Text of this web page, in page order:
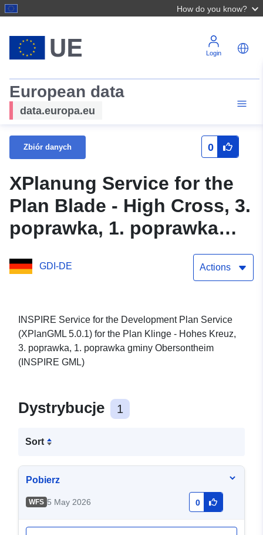
How do you know?
Login
European data
data.europa.eu
Zbiór danych 0
XPlanung Service for the
Plan Blade - High Cross, 3.
poprawka, 1. poprawka
(XPlanGML 5.0.1) (INSPIRE
GML)
GDI-DE Actions
INSPIRE Service for the Development Plan Service
(XPlanGML 5.0.1) for the Plan Klinge - Hohes Kreuz,
3. poprawka, 1. poprawka gminy Obersontheim
(INSPIRE GML)
Dystrybucje 1
Sort
Pobierz
WFS 5 May 2026 0